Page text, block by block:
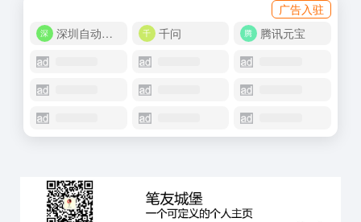
广告入驻
深圳自动化商城
千问 腾讯元宝